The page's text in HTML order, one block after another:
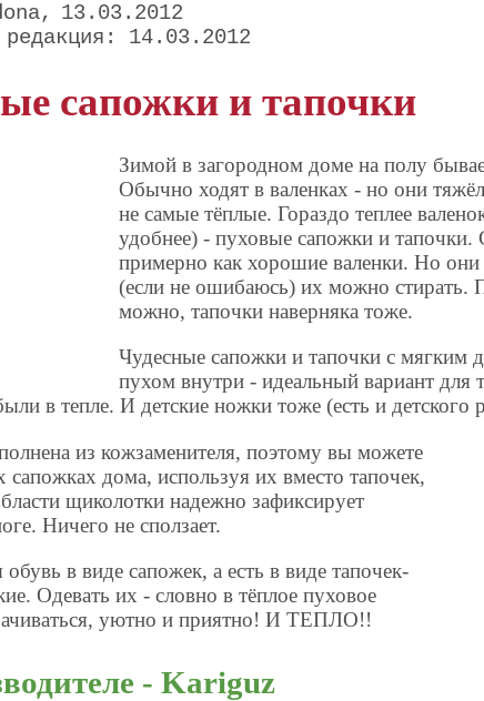
13.03.2012
14.03.2012
сапожки и тапочки
Зимой в загородном доме на полу
Обычно ходят в валенках - но они
не самые тёплые. Гораздо теплее
удобнее) - пуховые сапожки и тапочки.
примерно как хорошие валенки. Но они
(если не ошибаюсь) их можно стирать.
можно, тапочки наверняка тоже.
Чудесные сапожки и тапочки с
пухом внутри - идеальный вариант для
в тепле. И детские ножки тоже (есть и детского
из кожзаменителя, поэтому вы можете
сапожках дома, используя их вместо тапочек,
щиколотки надежно зафиксирует
Ничего не сползает.
обувь в виде сапожек, а есть в виде тапочек-
Одевать их - словно в тёплое пуховое
уютно и приятно! И ТЕПЛО!!
- Kariguz